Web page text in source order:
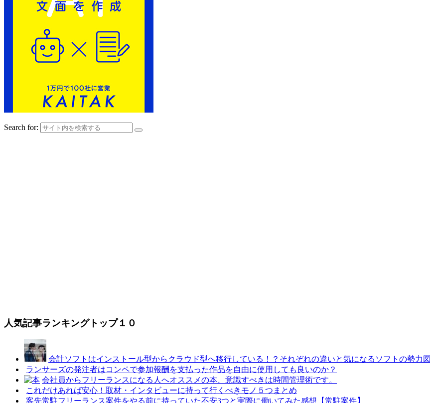
Search for:
人気記事ランキングトップ１０
会計ソフトはインストール型からクラウド型へ移行している！？それぞれの違いと気になるソフトの勢力図
ランサーズの発注者はコンペで参加報酬を支払った作品を自由に使用しても良いのか？
会社員からフリーランスになる人へオススメの本、意識すべきは時間管理術です。
これだけあれば安心！取材・インタビューに持って行くべきモノ５つまとめ
客先常駐フリーランス案件をやる前に持っていた不安3つと実際に働いてみた感想【常駐案件】